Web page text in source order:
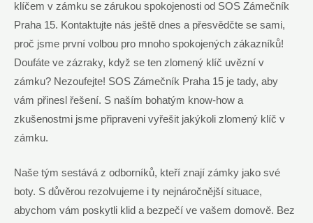
klíčem v zámku se zárukou spokojenosti od SOS Zámečník
Praha 15. Kontaktujte nás ještě dnes a přesvědčte se sami,
proč jsme první volbou pro mnoho spokojených zákazníků!
Doufáte ve zázraky, když se ten zlomený klíč uvězní v
zámku? Nezoufejte! SOS Zámečník Praha 15 je tady, aby
vám přinesl řešení. S naším bohatým know-how a
zkušenostmi jsme připraveni vyřešit jakýkoli zlomený klíč v
zámku.
Naše tým sestává z odborníků, kteří znají zámky jako své
boty. S důvěrou rezolvujeme i ty nejnáročnější situace,
abychom vám poskytli klid a bezpečí ve vašem domově. Bez